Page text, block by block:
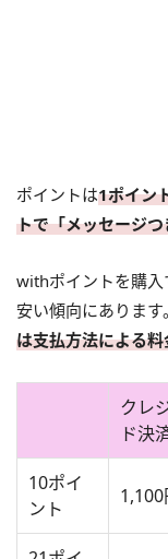
ポイントは1ポイン
トで「メッセージ
withポイントを購
安い傾向にあります。
は支払方法による
クレ
ド決
10ポイ
ント
1,100